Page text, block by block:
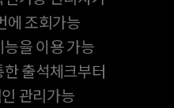
에 조회가능
을 이용 가능
출석체크부터
관리가능